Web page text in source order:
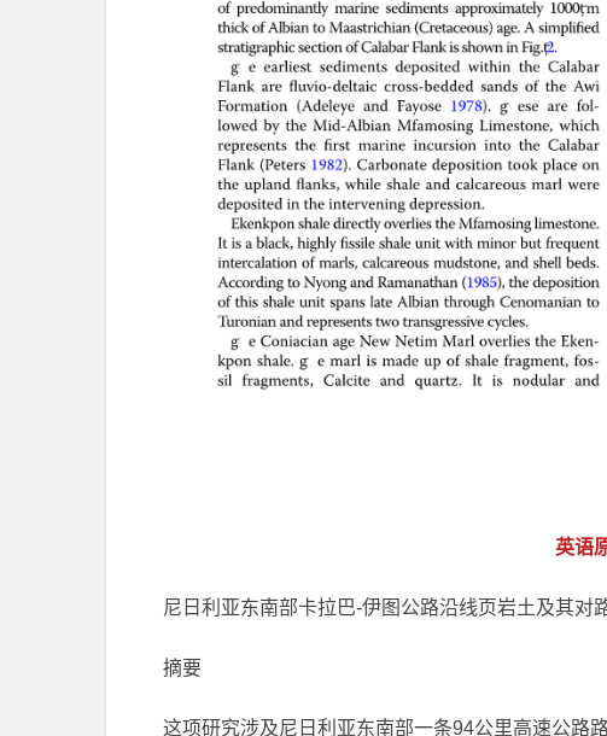
英语
尼日利亚东南部卡拉巴-伊图公路沿线页岩土及其对
摘要
这项研究涉及尼日利亚东南部一条94公里高速公路